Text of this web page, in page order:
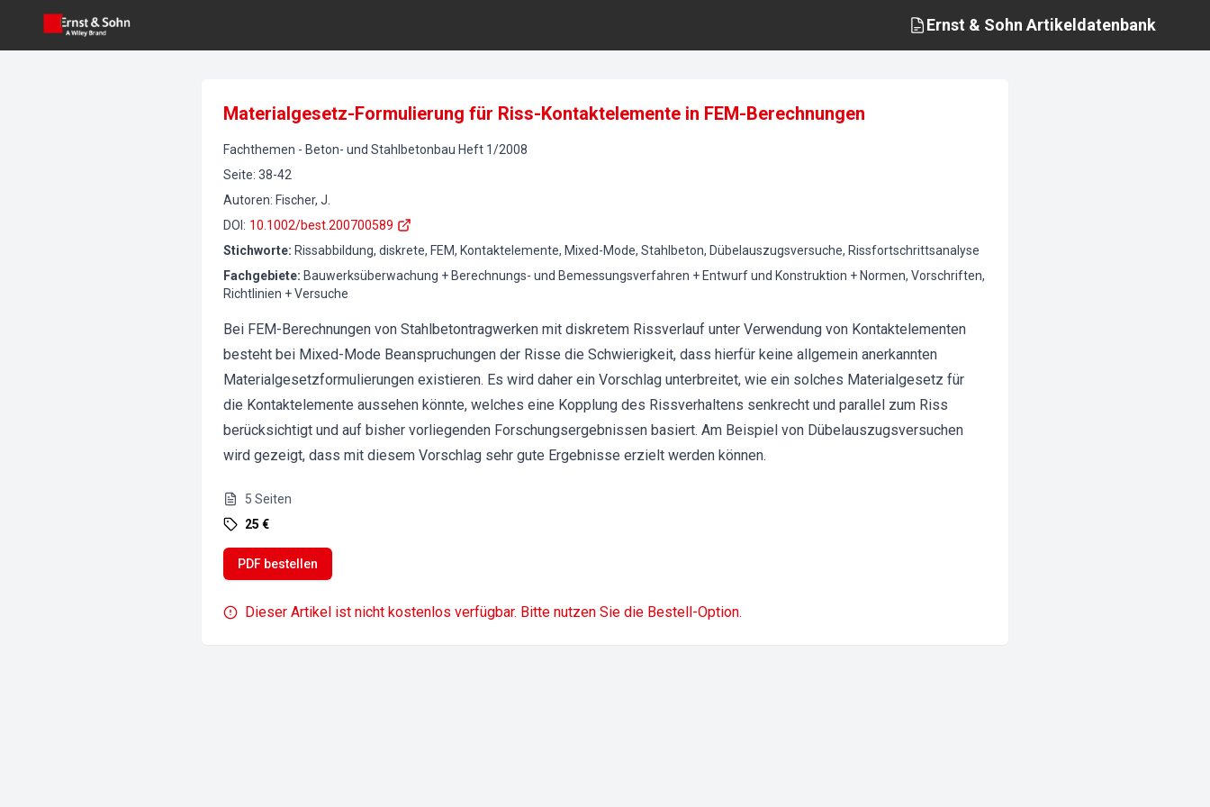
Ernst & Sohn Artikeldatenbank
Materialgesetz-Formulierung für Riss-Kontaktelemente in FEM-Berechnungen
Fachthemen - Beton- und Stahlbetonbau Heft 1/2008
Seite: 38-42
Autoren: Fischer, J.
DOI : 10.1002/best.200700589
Stichworte: Rissabbildung, diskrete, FEM, Kontaktelemente, Mixed-Mode, Stahlbeton, Dübelauszugsversuche, Rissfortschrittsanalyse
Fachgebiete: Bauwerksüberwachung + Berechnungs- und Bemessungsverfahren + Entwurf und Konstruktion + Normen, Vorschriften,
Richtlinien + Versuche
Bei FEM-Berechnungen von Stahlbetontragwerken mit diskretem Rissverlauf unter Verwendung von Kontaktelementen
besteht bei Mixed-Mode Beanspruchungen der Risse die Schwierigkeit, dass hierfür keine allgemein anerkannten
Materialgesetzformulierungen existieren. Es wird daher ein Vorschlag unterbreitet, wie ein solches Materialgesetz für
die Kontaktelemente aussehen könnte, welches eine Kopplung des Rissverhaltens senkrecht und parallel zum Riss
berücksichtigt und auf bisher vorliegenden Forschungsergebnissen basiert. Am Beispiel von Dübelauszugsversuchen
wird gezeigt, dass mit diesem Vorschlag sehr gute Ergebnisse erzielt werden können.
5 Seiten
25 €
PDF bestellen
Dieser Artikel ist nicht kostenlos verfügbar. Bitte nutzen Sie die Bestell-Option.